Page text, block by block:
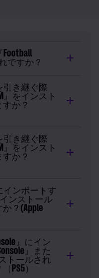
Football
ですか？
引き継ぐ際
』をインスト
か？
引き継ぐ際
』をインスト
か？
インポートす
ンストール
？(Apple
』にイン
』また
トールされ
PS5）